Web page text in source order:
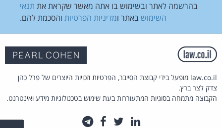
בהרשמה לאתר ובשימוש בו אתה מאשר שקראת את תנאי
השימוש באתר ומדיניות הפרטיות והסכמת להם.
law.co.il מופעל בידי קבוצת הסייבר, הפרטיות וזכויות היוצרים של פרל כהן
צדק לצר ברץ.
הקבוצה מתמחה בסוגיות המתעוררות בעת שימוש בטכנולוגיות מידע ואינטרנט.
לינקדאין
טוויטרפייסבוק